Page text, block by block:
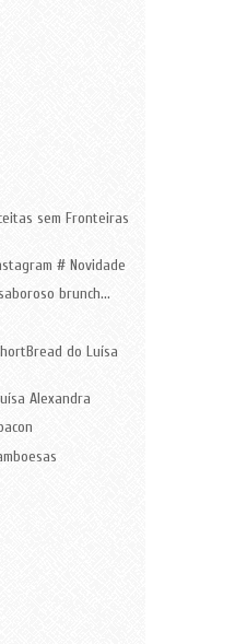
sem Fronteiras
# Novidade
brunch...
do Luísa
Alexandra